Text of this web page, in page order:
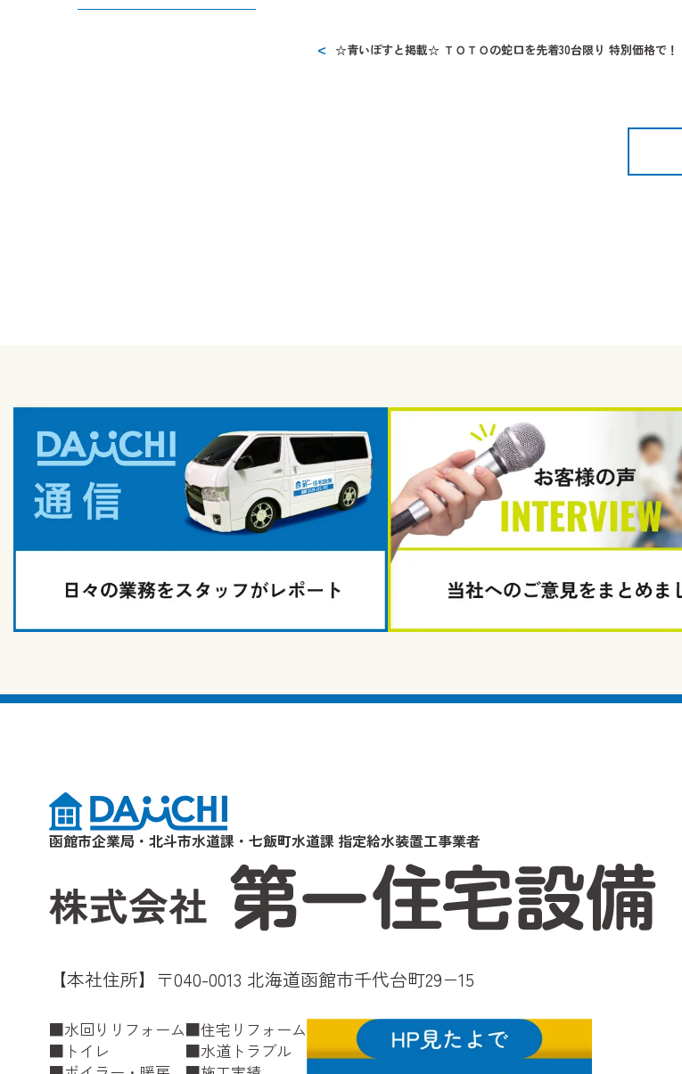
☆青いぽすと掲載☆ ＴＯＴＯの蛇口を先着30台限り 特別価格で！
函館市企業局・北斗市水道課・七飯町水道課 指定給水装置工事業者
【本社住所】〒040-0013 北海道函館市千代台町29−15
水回りリフォーム
トイレ
住宅リフォーム
水道トラブル